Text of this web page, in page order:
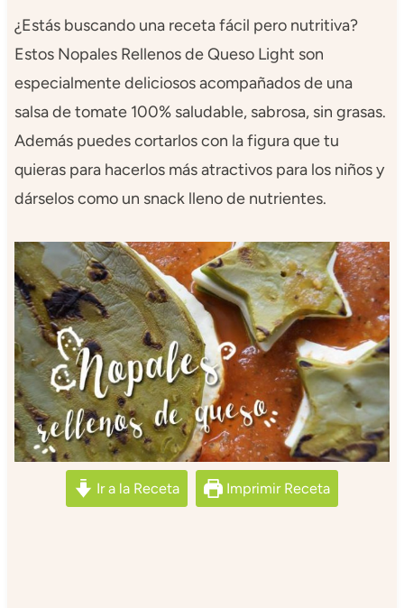
¿Estás buscando una receta fácil pero nutritiva?
Estos Nopales Rellenos de Queso Light son
especialmente deliciosos acompañados de una
salsa de tomate 100% saludable, sabrosa, sin grasas.
Además puedes cortarlos con la figura que tu
quieras para hacerlos más atractivos para los niños y
dárselos como un snack lleno de nutrientes.
Ir a la Receta Imprimir Receta